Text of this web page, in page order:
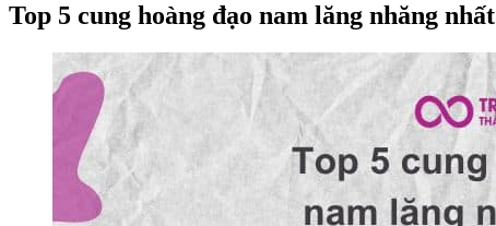
Top 5 cung hoàng đạo nam lăng nhăng nhất